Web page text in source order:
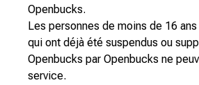
Openbucks.
Les personnes de moins de 16
qui ont déjà été suspendus ou
Openbucks par Openbucks ne
service.